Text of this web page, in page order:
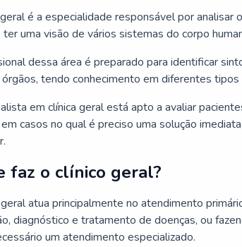
é a especialidade responsável por analisar
ter uma visão de vários sistemas do corpo
dessa área é preparado para identificar
tendo conhecimento em diferentes tipos
em clínica geral está apto a avaliar
casos no qual é preciso uma solução
faz o clínico geral?
atua principalmente no atendimento
diagnóstico e tratamento de doenças, ou
um atendimento especializado.